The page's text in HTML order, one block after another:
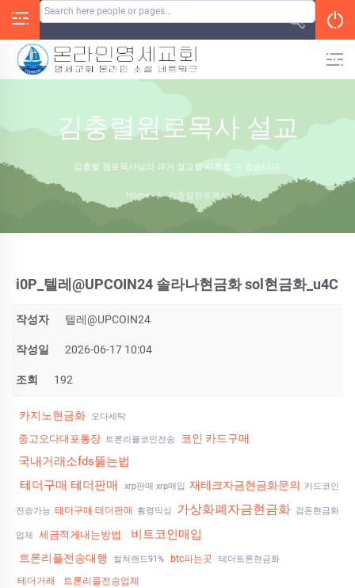
김충렬원로목사 설교
김충렬 원로목사님의 과거 설교를 시청할 수 있습니다.
Home / 김충렬원로목사
i0P_텔레@UPCOIN24 솔라나현금화 sol현금화_u4C
작성자 텔레@UPCOIN24
작성일 2026-06-17 10:04
조회 192
카지노현금화 오다세탁
중고오다대포통장 트론리플코인전송 코인 카드구매
국내거래소fds뚫는법
테더구매 테더판매
xrp판매 xrp매입 재테크자금현금화문의 카드코인
전송가능 테더구매 테더판매 횡령믹싱 가상화폐자금현금화 검돈현금화
업체 세금적게내는방법 비트코인매입
트론리플전송대행 컬쳐랜드91% btc파는곳 테더트론현금화
테더거래 트론리플전송업체